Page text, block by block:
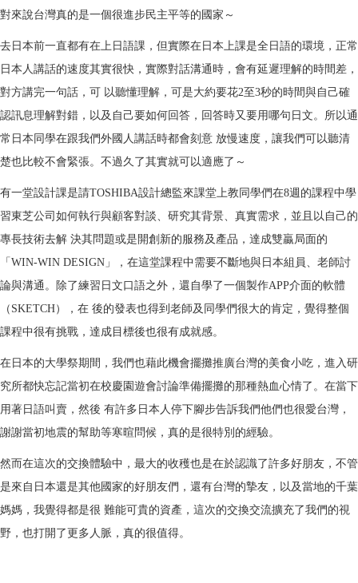
對來說台灣真的是一個很進步民主平等的國家～
去日本前一直都有在上日語課，但實際在日本上課是全日語的環境，正常
日本人講話的速度其實很快，實際對話溝通時，會有延遲理解的時間差，
對方講完一句話，可 以聽懂理解，可是大約要花2至3秒的時間與自己確
認訊息理解對錯，以及自己要如何回答，回答時又要用哪句日文。所以通
常日本同學在跟我們外國人講話時都會刻意 放慢速度，讓我們可以聽清
楚也比較不會緊張。不過久了其實就可以適應了～
有一堂設計課是請TOSHIBA設計總監來課堂上教同學們在8週的課程中學
習東芝公司如何執行與顧客對談、研究其背景、真實需求，並且以自己的
專長技術去解 決其問題或是開創新的服務及產品，達成雙贏局面的
「 WIN-WIN DESIGN 」，在這堂課程中需要不斷地與日本組員、老師討
論與溝通。除了練習日文口語之外，還自學了一個製作APP介面的軟體
（ SKETCH），在 後的發表也得到老師及同學們很大的肯定，覺得整個
課程中很有挑戰，達成目標後也很有成就感。
在日本的大學祭期間，我們也藉此機會擺攤推廣台灣的美食小吃，進入研
究所都快忘記當初在校慶園遊會討論準備擺攤的那種熱血心情了。在當下
用著日語叫賣，然後 有許多日本人停下腳步告訴我們他們也很愛台灣，
謝謝當初地震的幫助等寒暄問候，真的是很特別的經驗。
然而在這次的交換體驗中，最大的收穫也是在於認識了許多好朋友，不管
是來自日本還是其他國家的好朋友們，還有台灣的摯友，以及當地的千葉
媽媽，我覺得都是很 難能可貴的資產，這次的交換交流擴充了我們的視
野，也打開了更多人脈，真的很值得。